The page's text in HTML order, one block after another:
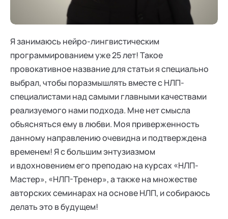
Я занимаюсь нейро-лингвистическим
программированием уже 25 лет! Такое
провокативное название для статьи я специально
выбрал, чтобы поразмышлять вместе с НЛП-
специалистами над самыми главными качествами
реализуемого нами подхода. Мне нет смысла
объясняться ему в любви. Моя приверженность
данному направлению очевидна и подтверждена
временем! Я с большим энтузиазмом
и вдохновением его преподаю на курсах «НЛП-
Мастер», «НЛП-Тренер», а также на множестве
авторских семинарах на основе НЛП, и собираюсь
делать это в будущем!
Профессионалам
Режим работы и тп